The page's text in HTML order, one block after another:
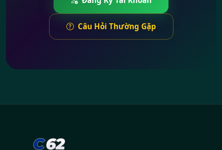
Câu Hỏi Thường Gặp